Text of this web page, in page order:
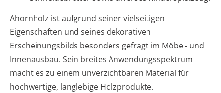
Ahornholz ist aufgrund seiner vielseitigen
Eigenschaften und seines dekorativen
Erscheinungsbilds besonders gefragt im Möbel- und
Innenausbau. Sein breites Anwendungsspektrum
macht es zu einem unverzichtbaren Material für
hochwertige, langlebige Holzprodukte.